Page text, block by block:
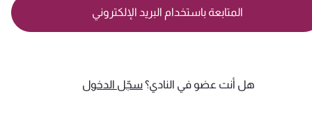
المتابعة باستخدام البريد الإلكتروني
هل أنت عضو في النادي؟سجّل الدخول